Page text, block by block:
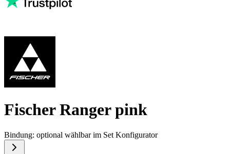
Fischer Ranger pink
Bindung: optional wählbar im Set Konfigurator